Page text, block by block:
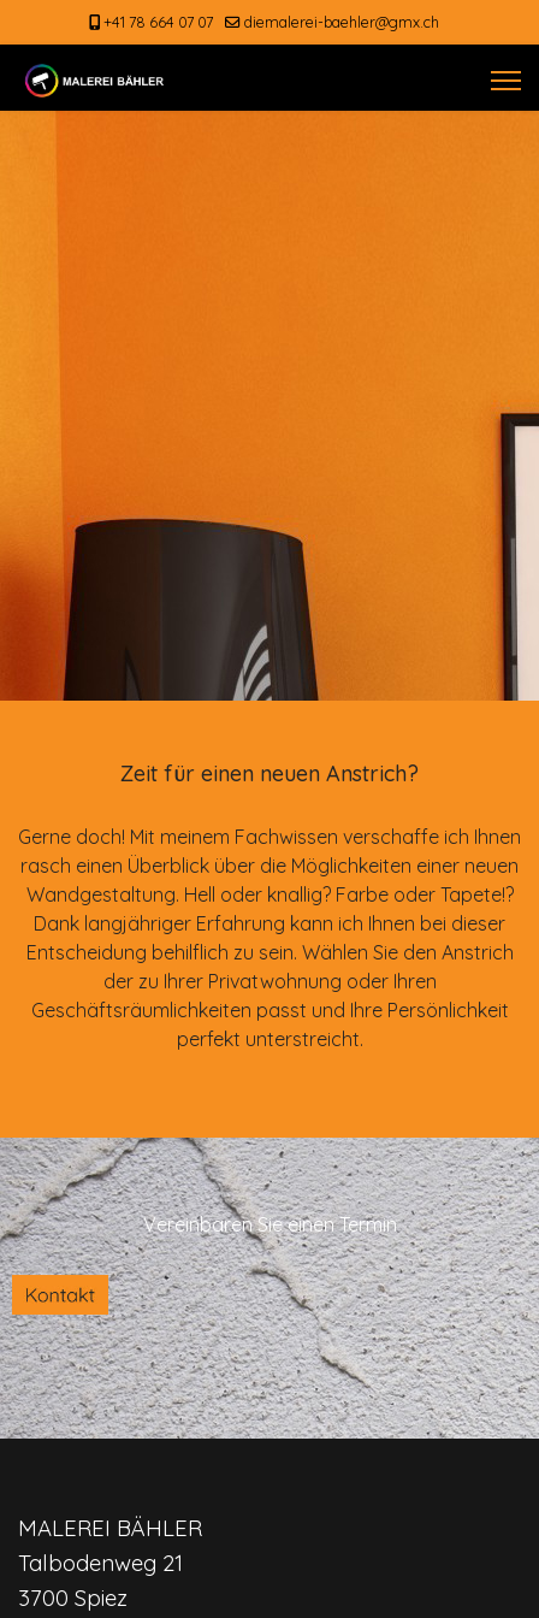
+41 78 664 07 07 diemalerei-baehler@gmx.ch
Zeit für einen neuen Anstrich?
Gerne doch! Mit meinem Fachwissen verschaffe ich Ihnen
rasch einen Überblick über die Möglichkeiten einer neuen
Wandgestaltung. Hell oder knallig? Farbe oder Tapete!?
Dank langjähriger Erfahrung kann ich Ihnen bei dieser
Entscheidung behilflich zu sein. Wählen Sie den Anstrich
der zu Ihrer Privatwohnung oder Ihren
Geschäftsräumlichkeiten passt und Ihre Persönlichkeit
perfekt unterstreicht.
Vereinbaren Sie einen Termin
MALEREI BÄHLER
Talbodenweg 21
3700 Spiez